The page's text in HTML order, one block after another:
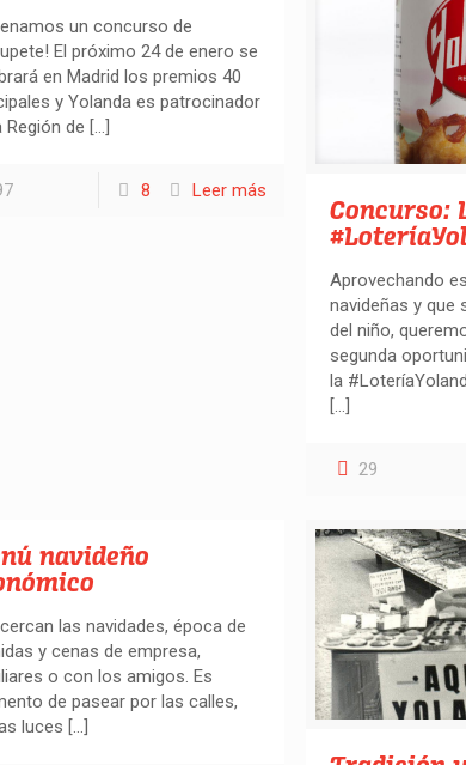
un concurso de
El próximo 24 de enero se
en Madrid los premios 40
y Yolanda es patrocinador
Región de […]
8 Leer más
Concurso:
Aprovechando
navideñas y que
del niño,
segunda
la
[…]
29
navideño
las navidades, época de
y cenas de empresa,
o con los amigos. Es
de pasear por las calles,
luces […]